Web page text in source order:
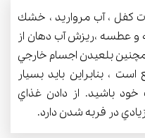
كفل ،‌‌ آب مرواريد ، خشك
عطسه ،‌ريزش آب دهان از
بلعيدن اجسام خارجي
، بنابراين بايد بسيار
باشيد. از دادن غذاي
در فربه شدن دارد.